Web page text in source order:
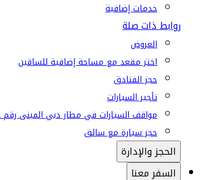
خدمات إضافية
روابط ذات صلة
العروض
اختر مقعد مع مساحة إضافية للساقين
حجز الفنادق
تأجير السيارات
مواقف السيارات في مطار دبي المبنى رقم 2
حجز سيارة مع سائق
الحجز والإدارة
السفر معنا